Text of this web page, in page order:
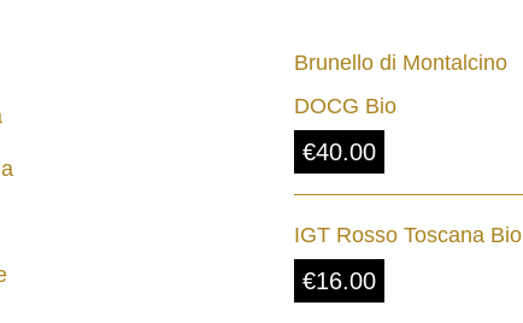
Brunello di Montalcino
DOCG Bio
€40.00
IGT Rosso Toscana Bio
€16.00